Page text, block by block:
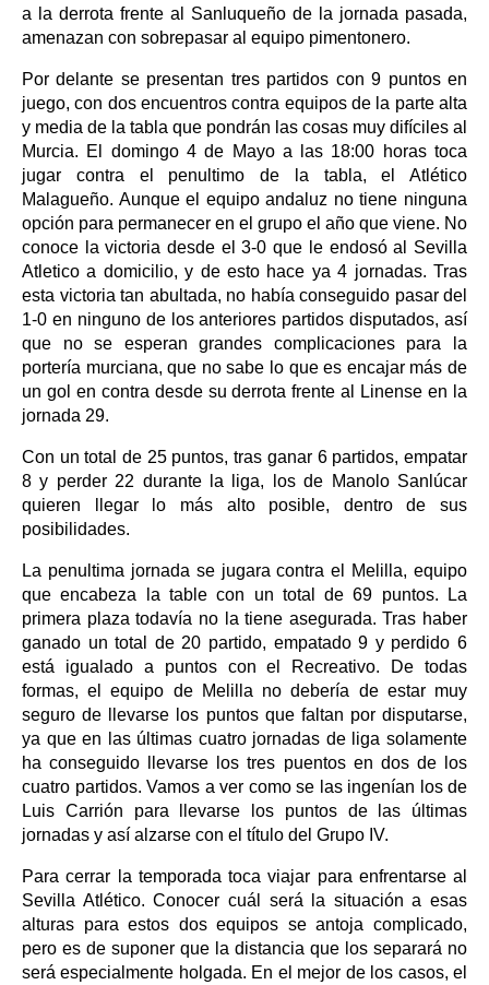
a la derrota frente al Sanluqueño de la jornada pasada,
amenazan con sobrepasar al equipo pimentonero.
Por delante se presentan tres partidos con 9 puntos en
juego, con dos encuentros contra equipos de la parte alta
y media de la tabla que pondrán las cosas muy difíciles al
Murcia. El domingo 4 de Mayo a las 18:00 horas toca
jugar contra el penultimo de la tabla, el Atlético
Malagueño. Aunque el equipo andaluz no tiene ninguna
opción para permanecer en el grupo el año que viene. No
conoce la victoria desde el 3-0 que le endosó al Sevilla
Atletico a domicilio, y de esto hace ya 4 jornadas. Tras
esta victoria tan abultada, no había conseguido pasar del
1-0 en ninguno de los anteriores partidos disputados, así
que no se esperan grandes complicaciones para la
portería murciana, que no sabe lo que es encajar más de
un gol en contra desde su derrota frente al Linense en la
jornada 29.
Con un total de 25 puntos, tras ganar 6 partidos, empatar
8 y perder 22 durante la liga, los de Manolo Sanlúcar
quieren llegar lo más alto posible, dentro de sus
posibilidades.
La penultima jornada se jugara contra el Melilla, equipo
que encabeza la table con un total de 69 puntos. La
primera plaza todavía no la tiene asegurada. Tras haber
ganado un total de 20 partido, empatado 9 y perdido 6
está igualado a puntos con el Recreativo. De todas
formas, el equipo de Melilla no debería de estar muy
seguro de llevarse los puntos que faltan por disputarse,
ya que en las últimas cuatro jornadas de liga solamente
ha conseguido llevarse los tres puentos en dos de los
cuatro partidos. Vamos a ver como se las ingenían los de
Luis Carrión para llevarse los puntos de las últimas
jornadas y así alzarse con el título del Grupo IV.
Para cerrar la temporada toca viajar para enfrentarse al
Sevilla Atlético. Conocer cuál será la situación a esas
alturas para estos dos equipos se antoja complicado,
pero es de suponer que la distancia que los separará no
será especialmente holgada. En el mejor de los casos, el